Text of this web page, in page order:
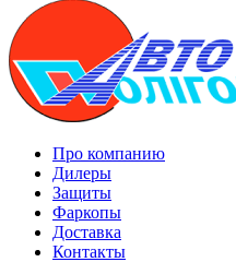
Про компанию
Дилеры
Защиты
Фаркопы
Доставка
Контакты